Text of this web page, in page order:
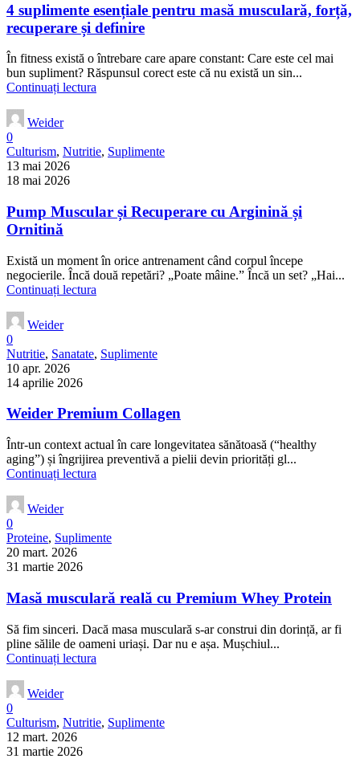
4 suplimente esențiale pentru masă musculară, forță,
recuperare și definire
În fitness există o întrebare care apare constant: Care este cel mai
bun supliment? Răspunsul corect este că nu există un sin...
Continuați lectura
Weider
0
Culturism, Nutritie, Suplimente
13 mai 2026
18 mai 2026
Pump Muscular și Recuperare cu Arginină și
Ornitină
Există un moment în orice antrenament când corpul începe
negocierile. Încă două repetări? „Poate mâine.” Încă un set? „Hai...
Continuați lectura
Weider
0
Nutritie, Sanatate, Suplimente
10 apr. 2026
14 aprilie 2026
Weider Premium Collagen
Într-un context actual în care longevitatea sănătoasă (“healthy
aging”) și îngrijirea preventivă a pielii devin priorități gl...
Continuați lectura
Weider
0
Proteine, Suplimente
20 mart. 2026
31 martie 2026
Masă musculară reală cu Premium Whey Protein
Să fim sinceri. Dacă masa musculară s-ar construi din dorință, ar fi
pline sălile de oameni uriași. Dar nu e așa. Mușchiul...
Continuați lectura
Weider
0
Culturism, Nutritie, Suplimente
12 mart. 2026
31 martie 2026